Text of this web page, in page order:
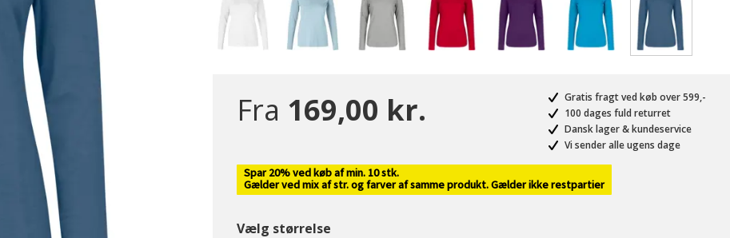
Fra 169,00 kr.
Gratis fragt ved køb over 599,-
100 dages fuld returret
Dansk lager & kundeservice
Vi sender alle ugens dage
Spar 20% ved køb af min. 10 stk.
Gælder ved mix af str. og farver af samme produkt. Gælder ikke restpartier
Vælg størrelse